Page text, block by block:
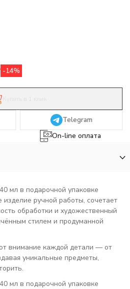
-14%
Telegram
On-line оплата
мл в подарочной упаковке
ручной работы, сочетает
обработки и художественный
стилем и продуманной
внимание каждой детали — от
уникальные предметы,
мл в подарочной упаковке